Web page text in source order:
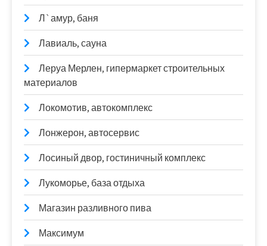
Л`амур, баня
Лавиаль, сауна
Леруа Мерлен, гипермаркет строительных
материалов
Локомотив, автокомплекс
Лонжерон, автосервис
Лосиный двор, гостиничный комплекс
Лукоморье, база отдыха
Магазин разливного пива
Максимум